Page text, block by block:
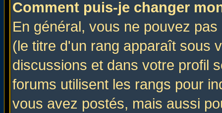
Comment puis-je changer
En général, vous ne pouvez
(le titre d'un rang apparaît sous
discussions et dans votre profil
forums utilisent les rangs pour
vous avez postés, mais aussi